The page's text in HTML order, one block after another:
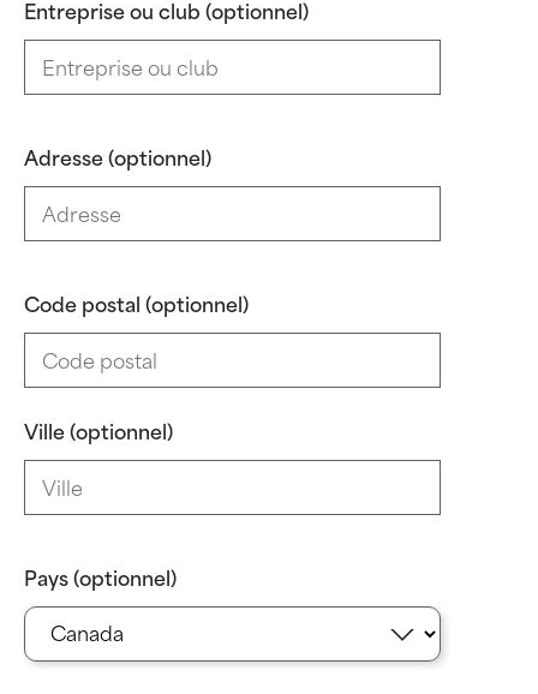
Entreprise ou club (optionnel)
Adresse (optionnel)
Code postal (optionnel)
Ville (optionnel)
Pays (optionnel)